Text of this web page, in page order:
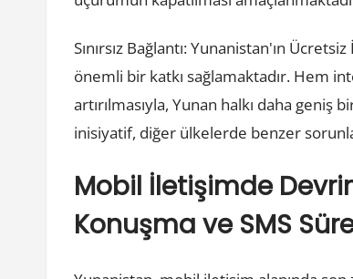
Sınırsız Bağlantı: Yunanistan'ın
önemli bir katkı sağlamaktadır. Hem
artırılmasıyla, Yunan halkı daha
inisiyatif, diğer ülkelerde benzer
Mobil İletişimde
Konuşma ve SMS